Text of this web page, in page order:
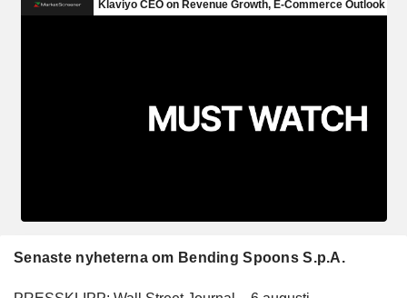
Senaste nyheterna om Bending Spoons S.p.A.